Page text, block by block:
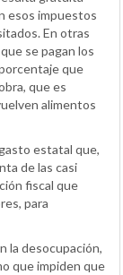
esos impuestos
En otras
se pagan los
que
que es
alimentos
estatal que,
de las casi
fiscal que
para
la desocupación,
que impiden que